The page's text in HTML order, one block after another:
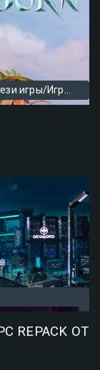
REPACK ОТ